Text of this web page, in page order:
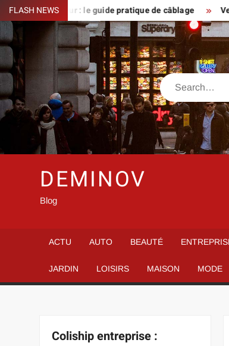
Skip
to
content
FLASH NEWS: le guide pratique de câblage Vente
Search
DEMINOV
Blog
ACTU AUTO BEAUTÉ
JARDIN LOISIRS MAISON MODE
Coliship entreprise :